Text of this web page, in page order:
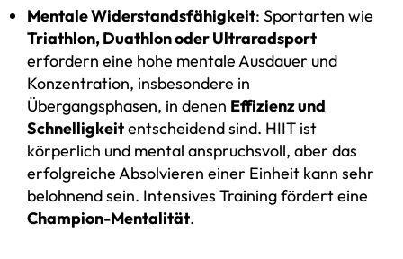
Mentale Widerstandsfähigkeit: Sportarten wie
Triathlon, Duathlon oder Ultraradsport
erfordern eine hohe mentale Ausdauer und
Konzentration, insbesondere in
Übergangsphasen, in denen Effizienz und
Schnelligkeitentscheidend sind. HIIT ist
körperlich und mental anspruchsvoll, aber das
erfolgreiche Absolvieren einer Einheit kann sehr
belohnend sein. Intensives Training fördert eine
Champion-Mentalität.